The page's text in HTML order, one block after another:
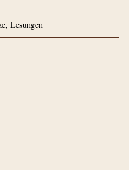
Lesungen